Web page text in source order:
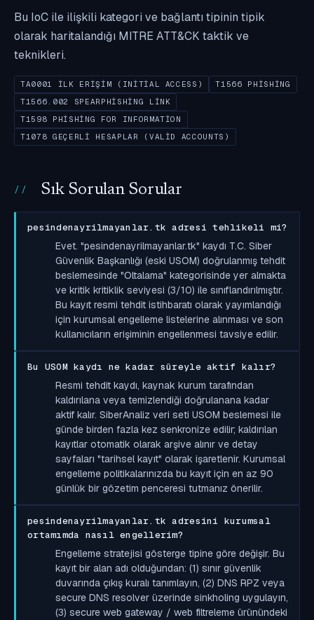
Bu IoC ile ilişkili kategori ve bağlantı tipinin tipik
olarak haritalandığı MITRE ATT&CK taktik ve
teknikleri.
TA0001 İLK ERIŞIM (INITIAL ACCESS)
T1566 PHISHING
T1566.002 SPEARPHISHING LINK
T1598 PHISHING FOR INFORMATION
T1078 GEÇERLI HESAPLAR (VALID ACCOUNTS)
Sık Sorulan Sorular
pesindenayrilmayanlar.tk adresi tehlikeli mi?
Evet. "pesindenayrilmayanlar.tk" kaydı T.C. Siber
Güvenlik Başkanlığı (eski USOM) doğrulanmış tehdit
beslemesinde "Oltalama" kategorisinde yer almakta
ve kritik kritiklik seviyesi (3/10) ile sınıflandırılmıştır.
Bu kayıt resmi tehdit istihbaratı olarak yayımlandığı
için kurumsal engelleme listelerine alınması ve son
kullanıcıların erişiminin engellenmesi tavsiye edilir.
Bu USOM kaydı ne kadar süreyle aktif kalır?
Resmi tehdit kaydı, kaynak kurum tarafından
kaldırılana veya temizlendiği doğrulanana kadar
aktif kalır. SiberAnaliz veri seti USOM beslemesi ile
günde birden fazla kez senkronize edilir; kaldırılan
kayıtlar otomatik olarak arşive alınır ve detay
sayfaları "tarihsel kayıt" olarak işaretlenir. Kurumsal
engelleme politikalarınızda bu kayıt için en az 90
günlük bir gözetim penceresi tutmanız önerilir.
pesindenayrilmayanlar.tk adresini kurumsal
ortamımda nasıl engellerim?
Engelleme stratejisi gösterge tipine göre değişir. Bu
kayıt bir alan adı olduğundan: (1) sınır güvenlik
duvarında çıkış kuralı tanımlayın, (2) DNS RPZ veya
secure DNS resolver üzerinde sinkholing uygulayın,
(3) secure web gateway / web filtreleme ürünündeki